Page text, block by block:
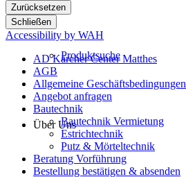
Produktsuche
Über Uns
Zurücksetzen
Schließen
Accessibility by WAH
AD Kärcher Center Matthes
AGB
Allgemeine Geschäftsbedingungen
Angebot anfragen
Bautechnik
Bautechnik Vermietung
Estrichtechnik
Putz & Mörteltechnik
Beratung Vorführung
Bestellung bestätigen & absenden